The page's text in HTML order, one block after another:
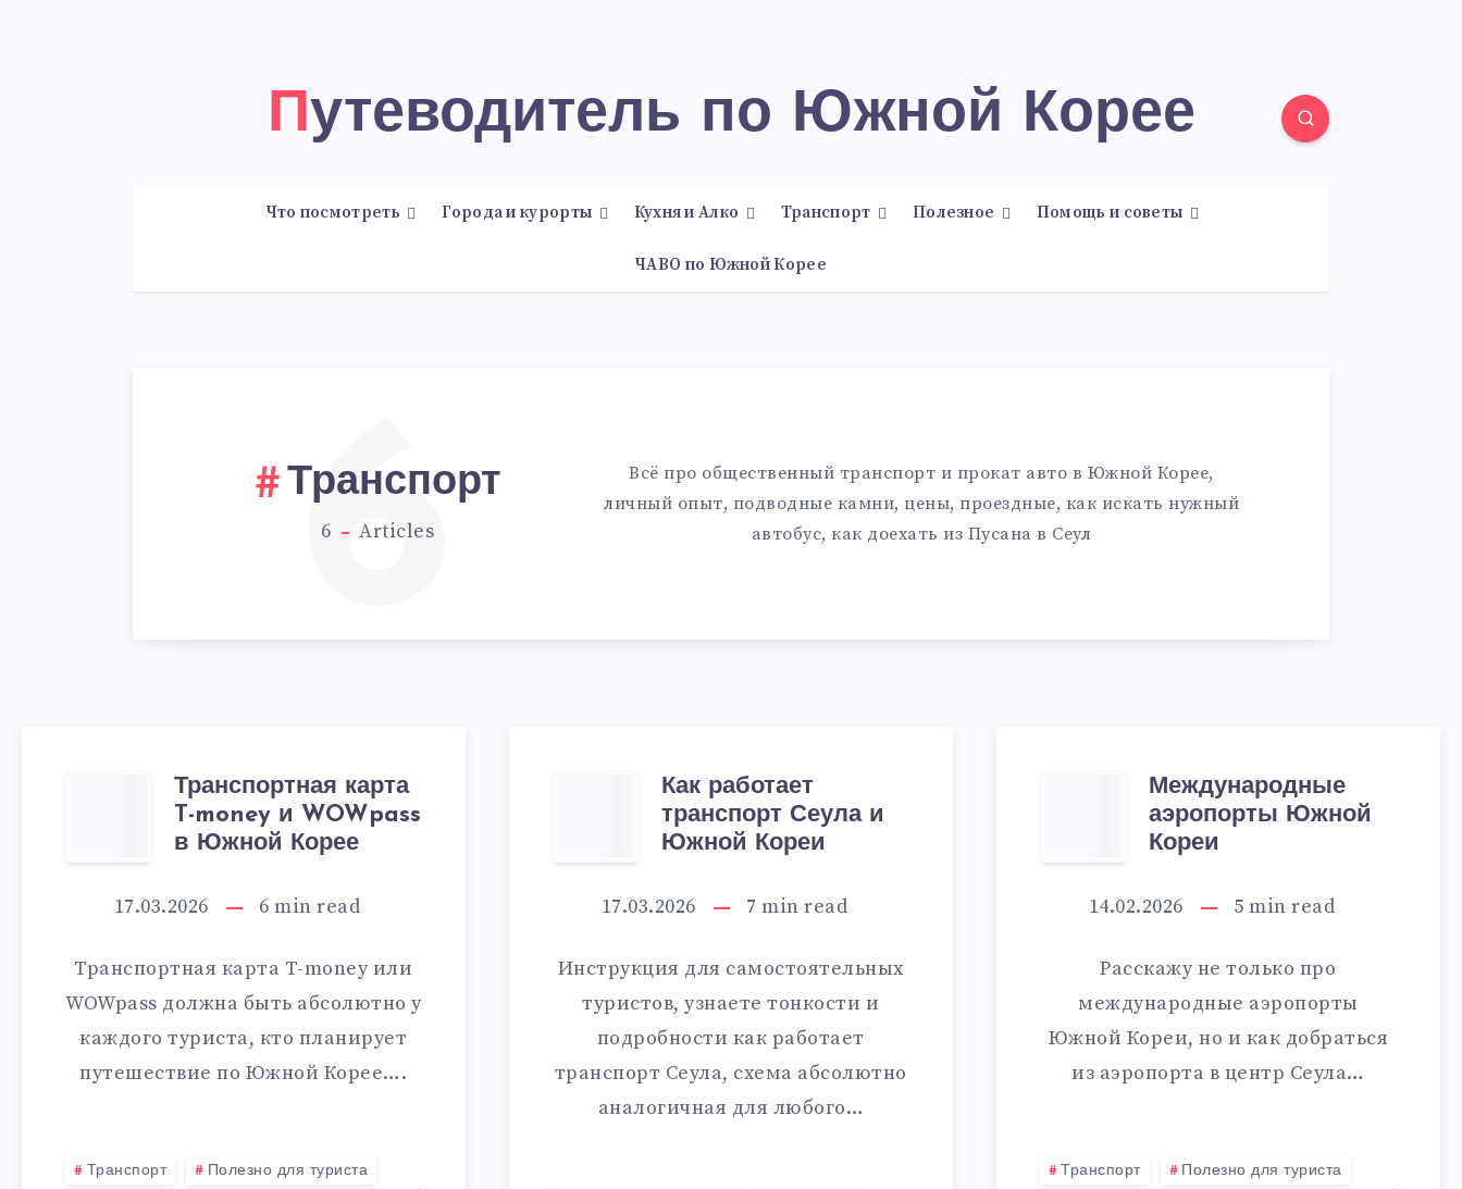
Путеводитель по Южной Корее
Что посмотреть Города и курорты Кухня и Алко Транспорт Полезное Помощь и советы
ЧАВО по Южной Корее
Транспорт
6 Articles
6
Всё про общественный транспорт и прокат авто в Южной Корее,
личный опыт, подводные камни, цены, проездные, как искать нужный
автобус, как доехать из Пусана в Сеул
ТРАНСПОРТНАЯ
КАРТА
MONEY
И
WOWPASS
ЮЖНОЙ
Транспортная карта
T-money и WOWpass
в Южной Корее
17.03.2026 6 min read
Транспортная карта T-money или
WOWpass должна быть абсолютно у
каждого туриста, кто планирует
путешествие по Южной Корее….
Транспорт Полезно для туриста
РАБОТАЕТ
ТРАНСПОРТ
СЕУЛА
И
ЮЖНОЙ
КОРЕИ
Как работает
транспорт Сеула и
Южной Кореи
17.03.2026 7 min read
Инструкция для самостоятельных
туристов, узнаете тонкости и
подробности как работает
транспорт Сеула, схема абсолютно
аналогичная для любого…
АЭРОПОРТЫ
ЮЖНОЙ
КОРЕИ
Международные
аэропорты Южной
Кореи
14.02.2026 5 min read
Расскажу не только про
международные аэропорты
Южной Кореи, но и как добраться
из аэропорта в центр Сеула…
Транспорт Полезно для туриста